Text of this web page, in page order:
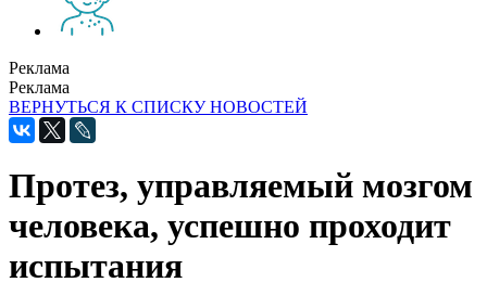
Реклама
Реклама
ВЕРНУТЬСЯ К СПИСКУ НОВОСТЕЙ
Протез, управляемый мозгом
человека, успешно проходит
испытания